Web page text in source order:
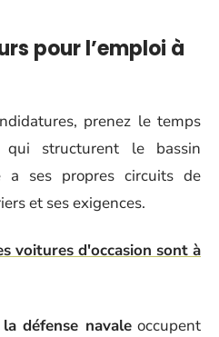
pour l’emploi à
prenez le temps
qui structurent le bassin
a ses propres circuits de
et ses exigences.
voitures d'occasion sont à
défense navaleoccupent